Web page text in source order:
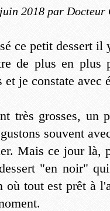
2018 par Docteur
ce petit dessert
de plus en plus
et je constate avec
très grosses, un
souvent
Mais ce jour là,
"en noir"
où tout est prêt à